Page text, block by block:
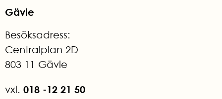
Gävle
Besöksadress:
Centralplan 2D
803 11 Gävle
vxl. 018 -12 21 50